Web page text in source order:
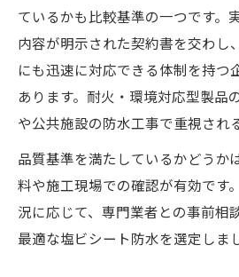
を解説
塩ビシート防水のコス
比較する
塩ビシート防水で得ら
果とは
塩ビシート防水の維持
極め方
塩ビシート防水でコス
する方法
ているかも比較基準の一つです。
内容が明示された契約書を交わし
にも迅速に対応できる体制を持つ
あります。耐火・環境対応型製品
や公共施設の防水工事で重視され
品質基準を満たしているかどうか
料や施工現場での確認が有効です
況に応じて、専門業者との事前相
最適な塩ビシート防水を選定しま